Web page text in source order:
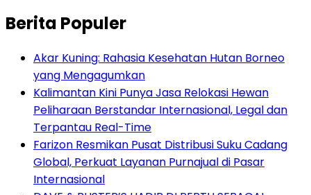
Berita Populer
Akar Kuning: Rahasia Kesehatan Hutan Borneo
yang Mengagumkan
Kalimantan Kini Punya Jasa Relokasi Hewan
Peliharaan Berstandar Internasional, Legal dan
Terpantau Real-Time
Farizon Resmikan Pusat Distribusi Suku Cadang
Global, Perkuat Layanan Purnajual di Pasar
Internasional